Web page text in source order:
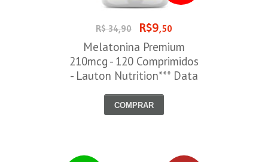
R$ 34,90 R$9,50
Melatonina Premium
210mcg - 120 Comprimidos
- Lauton Nutrition*** Data
COMPRAR